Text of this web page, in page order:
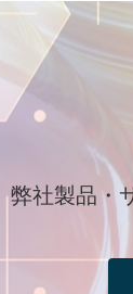
弊社製品・